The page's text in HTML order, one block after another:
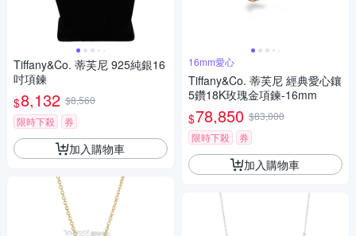
Tiffany&Co. 蒂芙尼 925純銀16
吋項鍊
$8,132 $8,560
限時下殺
券
加入購物車
16mm愛心
Tiffany&Co. 蒂芙尼 經典愛心鑲
5鑽18K玫瑰金項鍊-16mm
$78,850 $83,000
限時下殺
券
加入購物車